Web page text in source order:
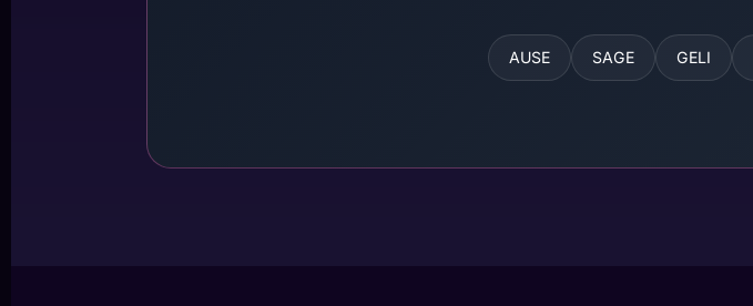
AUSE SAGE GELI